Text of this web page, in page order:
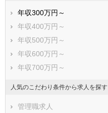
年収300万円～
年収400万円～
年収500万円～
年収600万円～
年収700万円～
人気のこだわり条件から求人を探す
管理職求人